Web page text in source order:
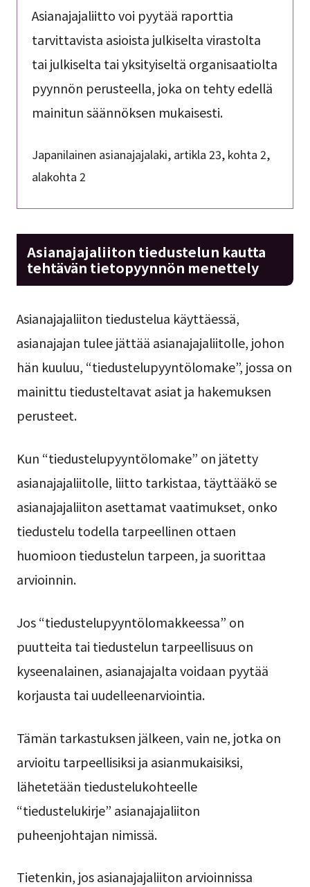
Asianajajaliitto voi pyytää raporttia
tarvittavista asioista julkiselta virastolta
tai julkiselta tai yksityiseltä organisaatiolta
pyynnön perusteella, joka on tehty edellä
mainitun säännöksen mukaisesti.
Japanilainen asianajajalaki, artikla 23, kohta 2,
alakohta 2
Asianajajaliiton tiedustelun kautta
tehtävän tietopyynnön menettely
Asianajajaliiton tiedustelua käyttäessä,
asianajajan tulee jättää asianajajaliitolle, johon
hän kuuluu, “tiedustelupyyntölomake”, jossa on
mainittu tiedusteltavat asiat ja hakemuksen
perusteet.
Kun “tiedustelupyyntölomake” on jätetty
asianajajaliitolle, liitto tarkistaa, täyttääkö se
asianajajaliiton asettamat vaatimukset, onko
tiedustelu todella tarpeellinen ottaen
huomioon tiedustelun tarpeen, ja suorittaa
arvioinnin.
Jos “tiedustelupyyntölomakkeessa” on
puutteita tai tiedustelun tarpeellisuus on
kyseenalainen, asianajajalta voidaan pyytää
korjausta tai uudelleenarviointia.
Tämän tarkastuksen jälkeen, vain ne, jotka on
arvioitu tarpeellisiksi ja asianmukaisiksi,
lähetetään tiedustelukohteelle
“tiedustelukirje” asianajajaliiton
puheenjohtajan nimissä.
Tietenkin, jos asianajajaliiton arvioinnissa